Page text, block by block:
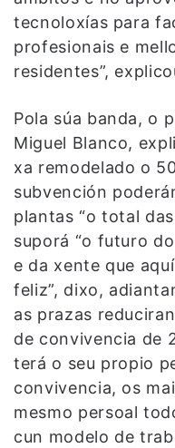
tecnoloxías para
profesionais e
residentes”,
Pola súa banda, o
Miguel Blanco,
xa remodelado o
subvención
plantas “o total
suporá “o futuro
e da xente que
feliz”, dixo,
as prazas
de convivencia de
terá o seu propio
convivencia, os
mesmo persoal
cun modelo de